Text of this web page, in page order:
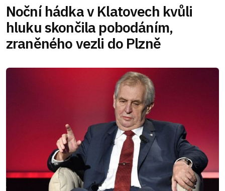
Noční hádka v Klatovech kvůli
hluku skončila pobodáním,
zraněného vezli do Plzně